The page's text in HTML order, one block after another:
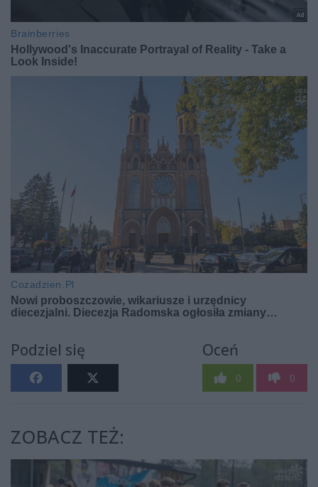
Podziel się Oceń
0 0
ZOBACZ TEŻ: